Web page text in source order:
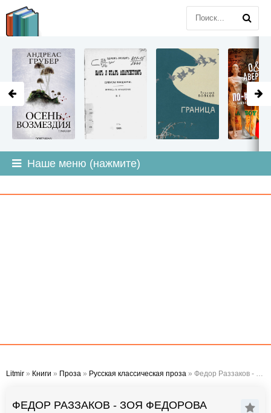
Наше меню (нажмите)
Litmir » Книги » Проза » Русская классическая проза » Федор Раззаков - Зоя Федорова
ФЕДОР РАЗЗАКОВ - ЗОЯ ФЕДОРОВА
LITMIR.ORG